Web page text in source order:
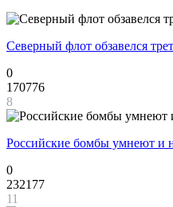
Северный флот обзавелся
0
170776
8
Российские бомбы умнеют и
0
232177
11